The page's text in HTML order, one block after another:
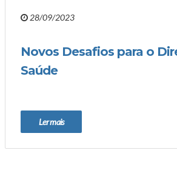
28/09/2023
Novos Desafios para o
Saúde
Ler mais